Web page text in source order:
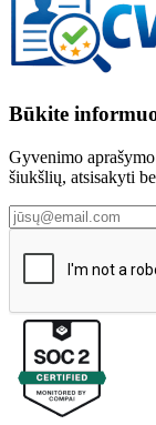
Būkite
Gyvenimo
šiukšlių, atsisakyti